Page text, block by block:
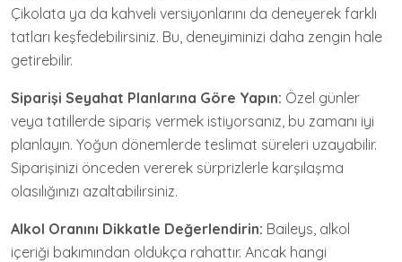
Çikolata ya da kahveli versiyonlarını da deneyerek farklı
tatları keşfedebilirsiniz. Bu, deneyiminizi daha zengin hale
getirebilir.
Siparişi Seyahat Planlarına Göre Yapın: Özel günler
veya tatillerde sipariş vermek istiyorsanız, bu zamanı iyi
planlayın. Yoğun dönemlerde teslimat süreleri uzayabilir.
Siparişinizi önceden vererek sürprizlerle karşılaşma
olasılığınızı azaltabilirsiniz.
Alkol Oranını Dikkatle Değerlendirin: Baileys, alkol
içeriği bakımından oldukça rahattır. Ancak hangi